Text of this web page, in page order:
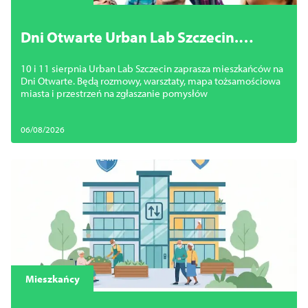
Dni Otwarte Urban Lab Szczecin.
przyszłości miasta i zgłoszą swoje
pomysły
10 i 11 sierpnia Urban Lab Szczecin zaprasza mieszkańców na
Dni Otwarte. Będą rozmowy, warsztaty, mapa tożsamościowa
miasta i przestrzeń na zgłaszanie pomysłów
06/08/2026
Mieszkańcy